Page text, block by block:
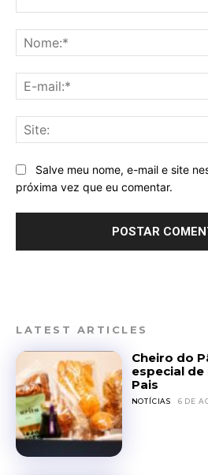
Salve meu nome, e-mail e site
próxima vez que eu comentar.
LATEST ARTICLES
Cheiro do
especial de
Pais
NOTÍCIAS 6 DE